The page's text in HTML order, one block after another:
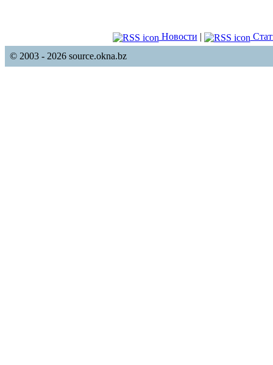
Новости
© 2003 - 2026 source.okna.bz